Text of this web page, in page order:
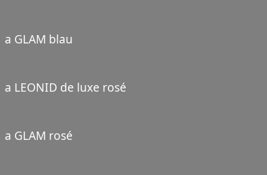
a GLAM blau
a LEONID de luxe rosé
a GLAM rosé